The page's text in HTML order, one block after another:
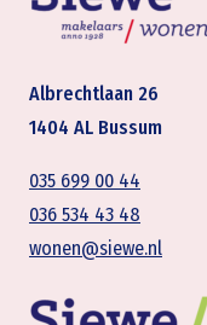
Albrechtlaan 26
1404 AL Bussum
035 699 00 44
036 534 43 48
wonen@siewe.nl